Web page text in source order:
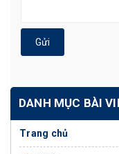
Gửi
DANH MỤC BÀI
Trang chủ